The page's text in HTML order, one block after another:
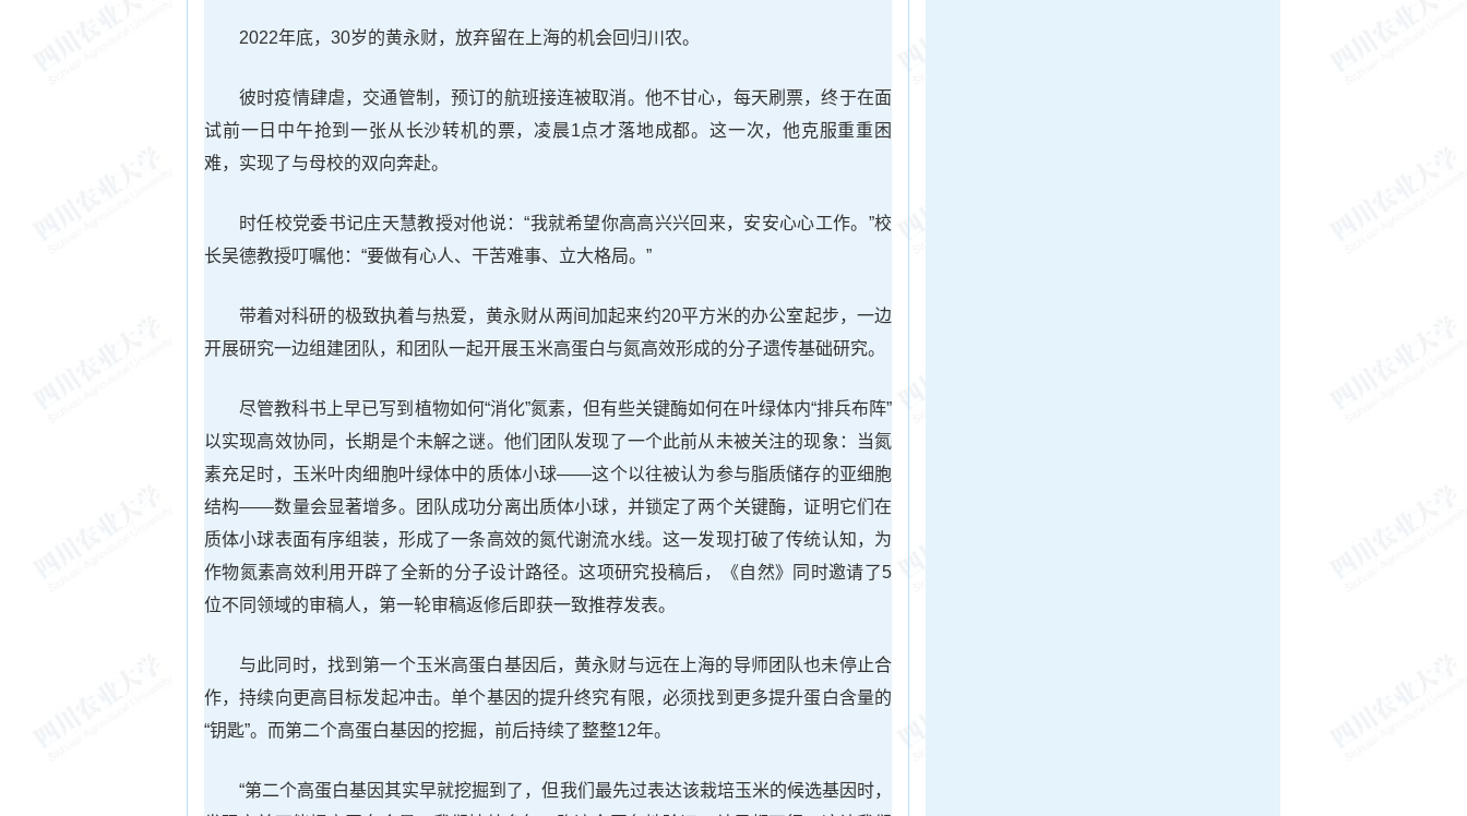
2022年底，30岁的黄永财，放弃留在上海的机会回归川农。
彼时疫情肆虐，交通管制，预订的航班接连被取消。他不甘心，每天刷票，终于在面
试前一日中午抢到一张从长沙转机的票，凌晨1点才落地成都。这一次，他克服重重困
难，实现了与母校的双向奔赴。
时任校党委书记庄天慧教授对他说：“我就希望你高高兴兴回来，安安心心工作。”校
长吴德教授叮嘱他：“要做有心人、干苦难事、立大格局。”
带着对科研的极致执着与热爱，黄永财从两间加起来约20平方米的办公室起步，一边
开展研究一边组建团队，和团队一起开展玉米高蛋白与氮高效形成的分子遗传基础研究。
尽管教科书上早已写到植物如何“消化”氮素，但有些关键酶如何在叶绿体内“排兵布阵”
以实现高效协同，长期是个未解之谜。他们团队发现了一个此前从未被关注的现象：当氮
素充足时，玉米叶肉细胞叶绿体中的质体小球——这个以往被认为参与脂质储存的亚细胞
结构——数量会显著增多。团队成功分离出质体小球，并锁定了两个关键酶，证明它们在
质体小球表面有序组装，形成了一条高效的氮代谢流水线。这一发现打破了传统认知，为
作物氮素高效利用开辟了全新的分子设计路径。这项研究投稿后，《自然》同时邀请了5
位不同领域的审稿人，第一轮审稿返修后即获一致推荐发表。
与此同时，找到第一个玉米高蛋白基因后，黄永财与远在上海的导师团队也未停止合
作，持续向更高目标发起冲击。单个基因的提升终究有限，必须找到更多提升蛋白含量的
“钥匙”。而第二个高蛋白基因的挖掘，前后持续了整整12年。
“第二个高蛋白基因其实早就挖掘到了，但我们最先过表达该栽培玉米的候选基因时，